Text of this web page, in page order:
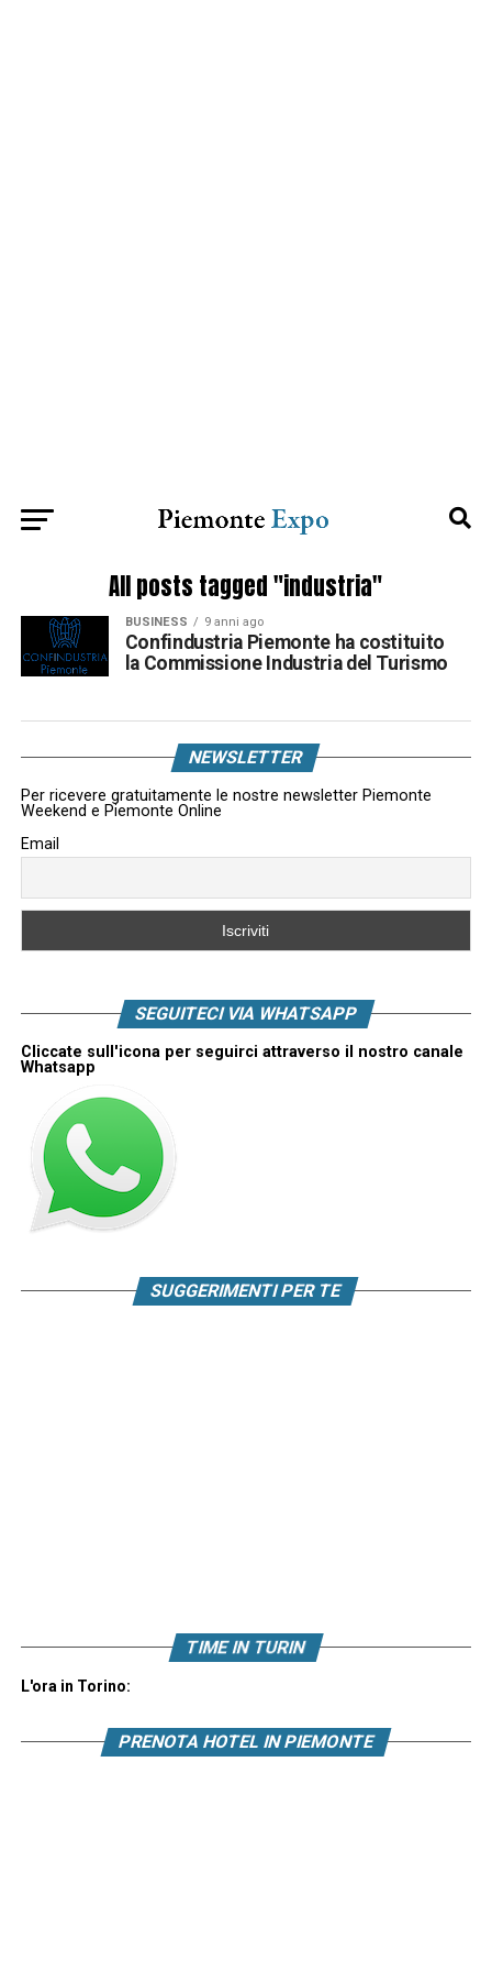
All posts tagged "industria"
BUSINESS 9 anni ago
Confindustria Piemonte ha costituito
la Commissione Industria del Turismo
NEWSLETTER
Per ricevere gratuitamente le nostre newsletter Piemonte
Weekend e Piemonte Online
Email
SEGUITECI VIA WHATSAPP
Cliccate sull'icona per seguirci attraverso il nostro canale
Whatsapp
SUGGERIMENTI PER TE
TIME IN TURIN
L'ora in Torino:
PRENOTA HOTEL IN PIEMONTE